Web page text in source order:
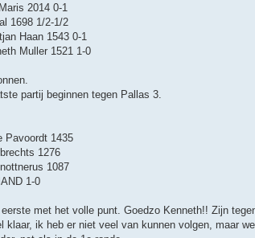
2014 0-1
1698 1/2-1/2
Haan 1543 0-1
Muller 1521 1-0
partij beginnen tegen Pallas 3.
Pavoordt 1435
1276
1087
1-0
met het volle punt. Goedzo Kenneth!! Zijn
klaar, ik heb er niet veel van kunnen volgen, maar